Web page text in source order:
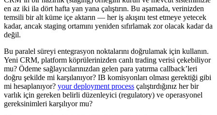
en az iki ila dört hafta yan yana çalıştırın. Bu aşamada, verinizden
temsili bir alt küme içe aktarın — her iş akışını test etmeye yetecek
kadar, ancak staging ortamını yeniden sıfırlamak zor olacak kadar da
değil.
Bu paralel süreyi entegrasyon noktalarını doğrulamak için kullanın.
Yeni CRM, platform köprülerinizden canlı trading verisi çekebiliyor
mu? Ödeme sağlayıcılarınızdan gelen para yatırma callback’leri
doğru şekilde mi karşılanıyor? IB komisyonları olması gerektiği gibi
mi hesaplanıyor? your deployment process çalıştırdığınız her bir
varlık için gereken belirli düzenleyici (regulatory) ve operasyonel
gereksinimleri karşılıyor mu?